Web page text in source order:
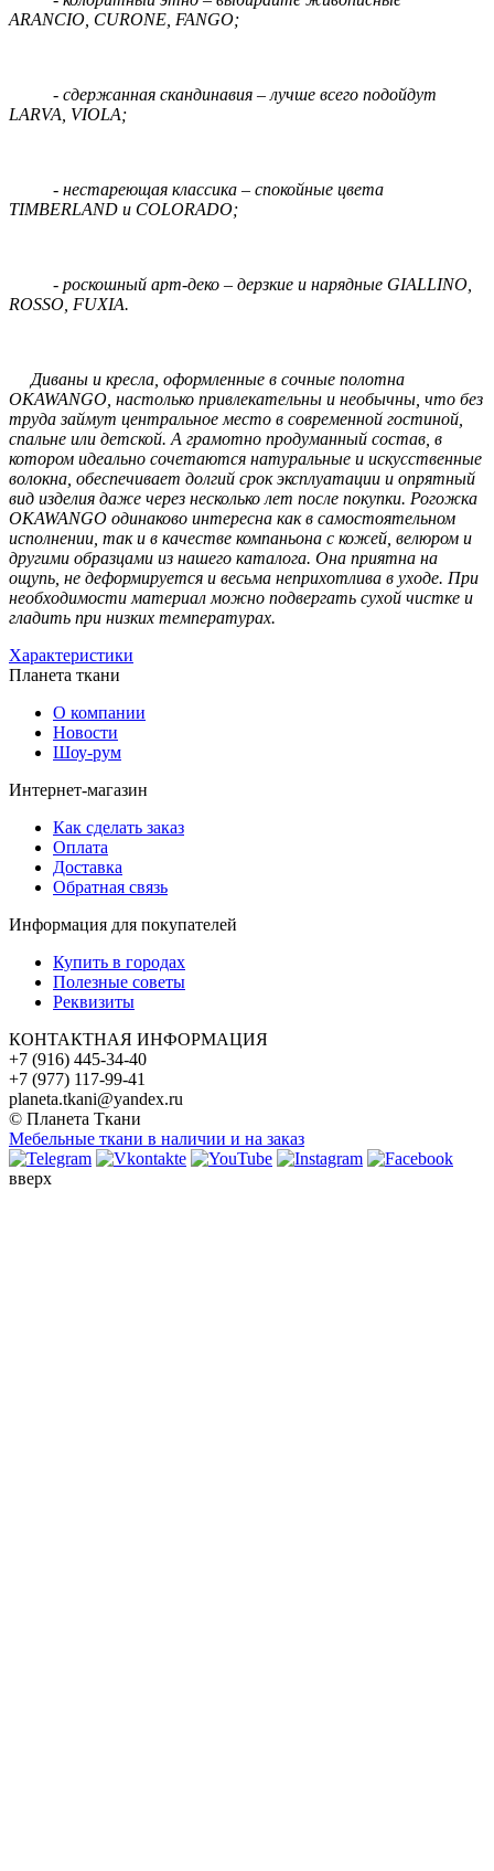
ARANCIO, CURONE, FANGO;
- сдержанная скандинавия – лучше всего подойдут
LARVA, VIOLA;
- нестареющая классика – спокойные цвета
TIMBERLAND и COLORADO;
- роскошный арт-деко – дерзкие и нарядные GIALLINO,
ROSSO, FUXIA.
Диваны и кресла, оформленные в сочные полотна
OKAWANGO, настолько привлекательны и необычны, что без
труда займут центральное место в современной гостиной,
спальне или детской. А грамотно продуманный состав, в
котором идеально сочетаются натуральные и искусственные
волокна, обеспечивает долгий срок эксплуатации и опрятный
вид изделия даже через несколько лет после покупки. Рогожка
OKAWANGO одинаково интересна как в самостоятельном
исполнении, так и в качестве компаньона с кожей, велюром и
другими образцами из нашего каталога. Она приятна на
ощупь, не деформируется и весьма неприхотлива в уходе. При
необходимости материал можно подвергать сухой чистке и
гладить при низких температурах.
Характеристики
Планета ткани
О компании
Новости
Шоу-рум
Интернет-магазин
Как сделать заказ
Оплата
Доставка
Обратная связь
Информация для покупателей
Купить в городах
Полезные советы
Реквизиты
КОНТАКТНАЯ ИНФОРМАЦИЯ
+7 (916) 445-34-40
+7 (977) 117-99-41
planeta.tkani@yandex.ru
© Планета Ткани
Мебельные ткани в наличии и на заказ
вверх